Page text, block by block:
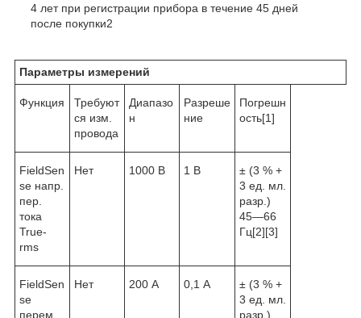
4 лет при регистрации прибора в течение 45 дней
после покупки2
Параметры измерений
Функция
Требуют
ся изм.
провода
Диапазо
н
Разреше
ние
Погрешн
ость[1]
FieldSen
se напр.
пер.
тока
True-
rms
Нет 1000 В 1 В
± (3 % +
3 ед. мл.
разр.)
45—66
Гц[2][3]
FieldSen
se
перем.
Нет 200 А 0,1 А
± (3 % +
3 ед. мл.
разр.)